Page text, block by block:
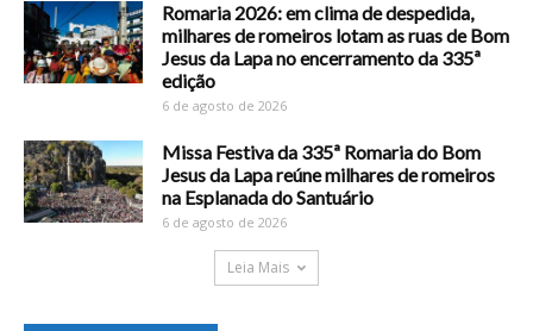
Romaria 2026: em clima de despedida,
milhares de romeiros lotam as ruas de Bom
Jesus da Lapa no encerramento da 335ª
edição
6 de agosto de 2026
Missa Festiva da 335ª Romaria do Bom
Jesus da Lapa reúne milhares de romeiros
na Esplanada do Santuário
6 de agosto de 2026
Leia Mais